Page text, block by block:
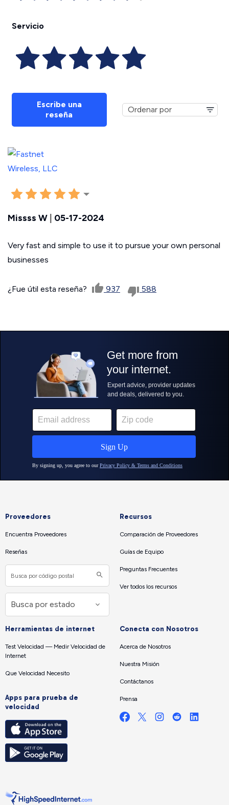
Servicio
Escribe una
reseña
Missss W 05-17-2024
Very fast and simple to use it to pursue your own personal
businesses
¿Fue útil esta reseña? 937 588
Proveedores
Encuentra Proveedores
Reseñas
Recursos
Comparación de Proveedores
Guías de Equipo
Preguntas Frecuentes
Ver todos los recursos
Herramientas de internet
Test Velocidad — Medir Velocidad de
Internet
Que Velocidad Necesito
Apps para prueba de
velocidad
Conecta con Nosotros
Acerca de Nosotros
Nuestra Misión
Contáctanos
Prensa